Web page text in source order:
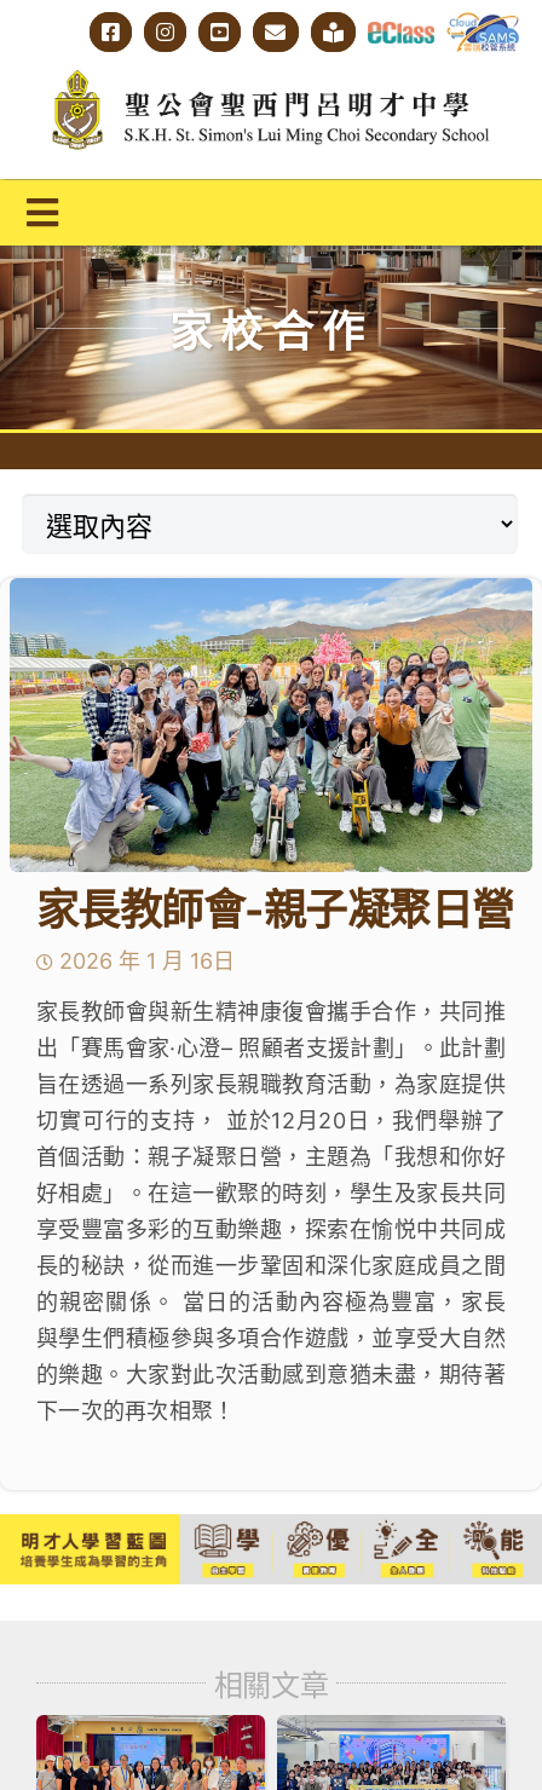
content
Toggle
Navigation
主頁
學校概覽
明才人學習藍圖
明才人成長階梯
教師專業社群
學生成就與學校活動
我們的聯繫
入學資訊
下載區
家校合作
家長教師會-親子凝聚日營
2026 年 1 月 16日
家長教師會與新生精神康復會攜手合作，共同推
出「賽馬會家·心澄– 照顧者支援計劃」。此計劃
旨在透過一系列家長親職教育活動，為家庭提供
切實可行的支持， 並於12月20日，我們舉辦了
首個活動：親子凝聚日營，主題為「我想和你好
好相處」。在這一歡聚的時刻，學生及家長共同
享受豐富多彩的互動樂趣，探索在愉悦中共同成
長的秘訣，從而進一步鞏固和深化家庭成員之間
的親密關係。 當日的活動內容極為豐富，家長
與學生們積極參與多項合作遊戲，並享受大自然
的樂趣。大家對此次活動感到意猶未盡，期待著
下一次的再次相聚！
相關文章